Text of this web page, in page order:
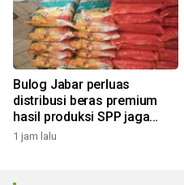
Bulog Jabar perluas
distribusi beras premium
hasil produksi SPP jaga
harga sesuai HET
1 jam lalu